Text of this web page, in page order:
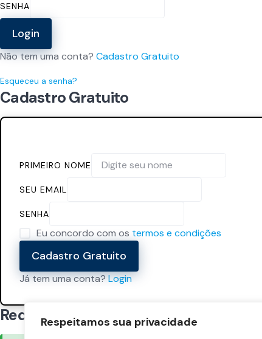
Respeitamos sua privacidade
SENHA
Login
Não tem uma conta? Cadastro Gratuito
Esqueceu a senha?
Cadastro Gratuito
PRIMEIRO NOME
SEU EMAIL
SENHA
Eu concordo com os termos e condições
Cadastro Gratuito
Já tem uma conta?Login
Redefinir senha